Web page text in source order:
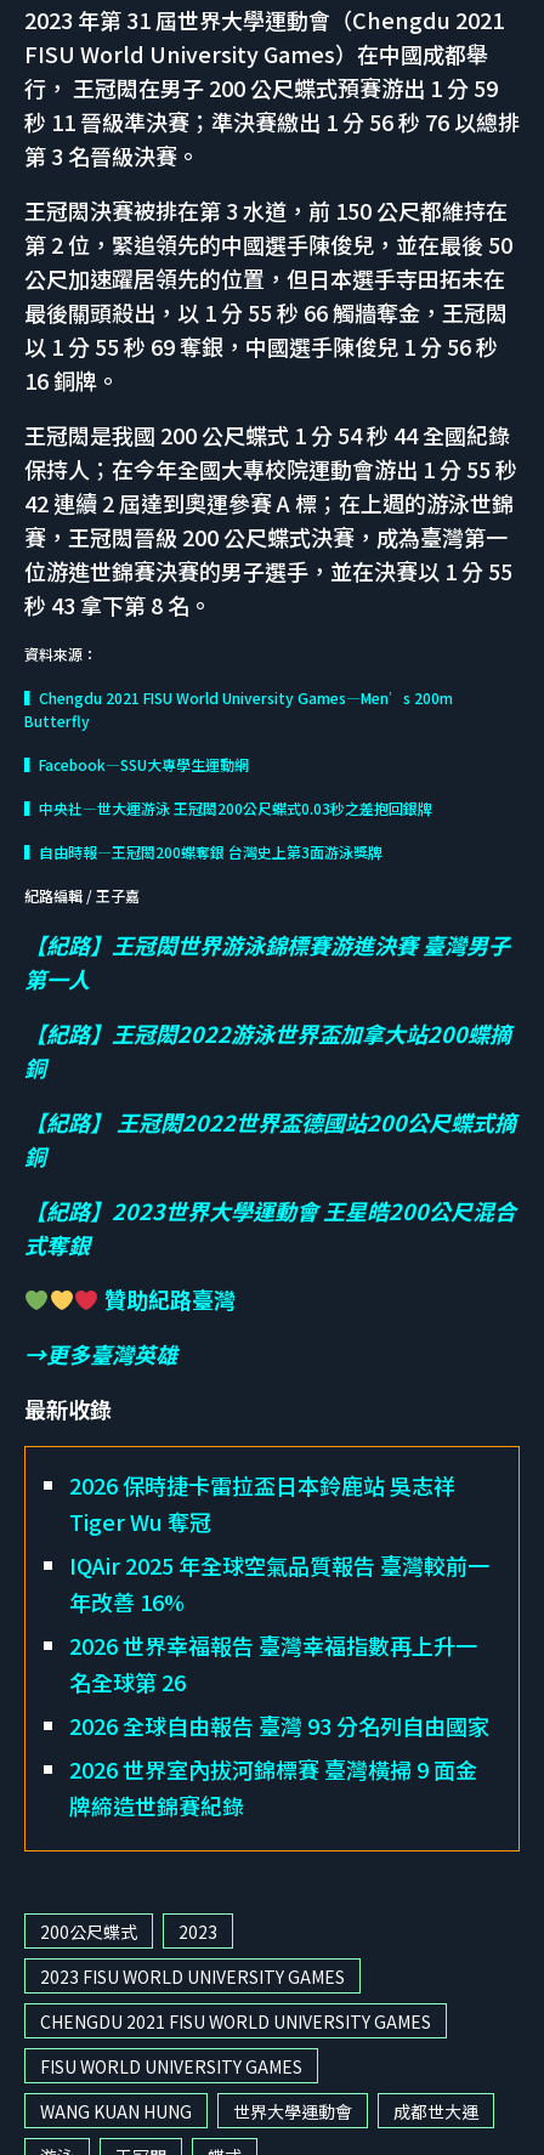
2023 年第 31 屆世界大學運動會（Chengdu 2021
FISU World University Games）在中國成都舉
行， 王冠閎在男子 200 公尺蝶式預賽游出 1 分 59
秒 11 晉級準決賽；準決賽繳出 1 分 56 秒 76 以總排
第 3 名晉級決賽。
王冠閎決賽被排在第 3 水道，前 150 公尺都維持在
第 2 位，緊追領先的中國選手陳俊兒，並在最後 50
公尺加速躍居領先的位置，但日本選手寺田拓未在
最後關頭殺出，以 1 分 55 秒 66 觸牆奪金，王冠閎
以 1 分 55 秒 69 奪銀，中國選手陳俊兒 1 分 56 秒
16 銅牌。
王冠閎是我國 200 公尺蝶式 1 分 54 秒 44 全國紀錄
保持人；在今年全國大專校院運動會游出 1 分 55 秒
42 連續 2 屆達到奧運參賽 A 標；在上週的游泳世錦
賽，王冠閎晉級 200 公尺蝶式決賽，成為臺灣第一
位游進世錦賽決賽的男子選手，並在決賽以 1 分 55
秒 43 拿下第 8 名。
資料來源：
▍Chengdu 2021 FISU World University Games—Men’s 200m
Butterfly
▍Facebook—SSU大專學生運動網
▍中央社—世大運游泳 王冠閎200公尺蝶式0.03秒之差抱回銀牌
▍自由時報—王冠閎200蝶奪銀 台灣史上第3面游泳獎牌
紀路編輯 / 王子嘉
【紀路】王冠閎世界游泳錦標賽游進決賽 臺灣男子
第一人
【紀路】王冠閎2022游泳世界盃加拿大站200蝶摘
銅
【紀路】 王冠閎2022世界盃德國站200公尺蝶式摘
銅
【紀路】2023世界大學運動會 王星皓200公尺混合
式奪銀
贊助紀路臺灣
→更多臺灣英雄
最新收錄
2026 保時捷卡雷拉盃日本鈴鹿站 吳志祥
Tiger Wu 奪冠
IQAir 2025 年全球空氣品質報告 臺灣較前一
年改善 16%
2026 世界幸福報告 臺灣幸福指數再上升一
名全球第 26
2026 全球自由報告 臺灣 93 分名列自由國家
2026 世界室內拔河錦標賽 臺灣橫掃 9 面金
牌締造世錦賽紀錄
200公尺蝶式
2023
2023 FISU WORLD UNIVERSITY GAMES
CHENGDU 2021 FISU WORLD UNIVERSITY GAMES
FISU WORLD UNIVERSITY GAMES
WANG KUAN HUNG
世界大學運動會
成都世大運